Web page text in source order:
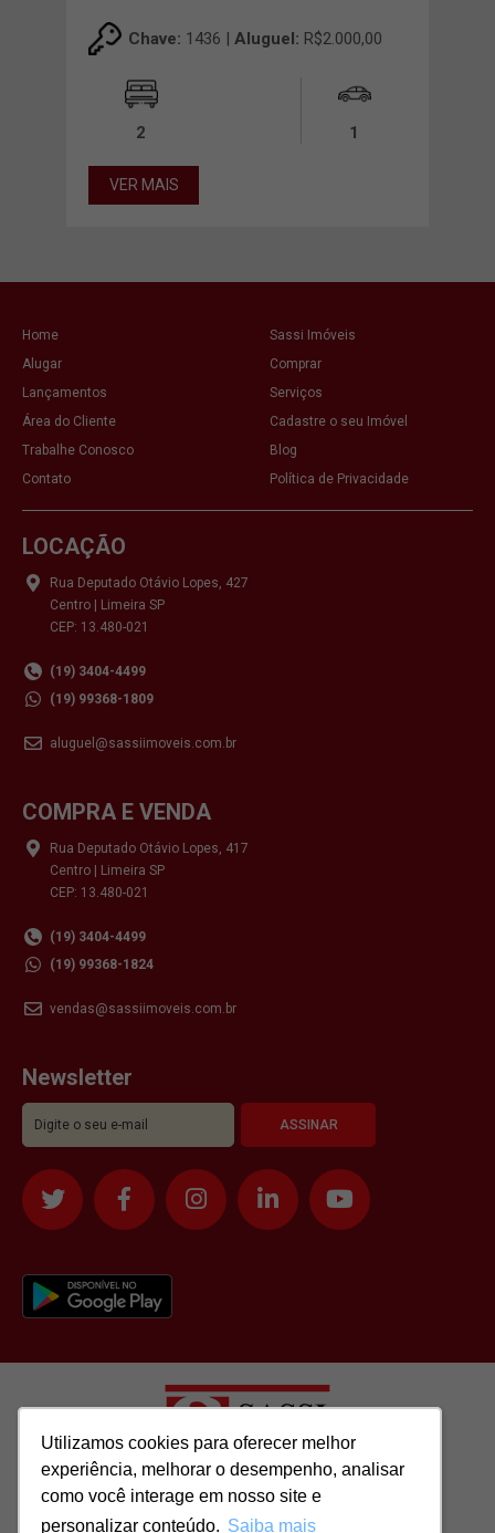
Utilizamos cookies para oferecer melhor
experiência, melhorar o desempenho, analisar
como você interage em nosso site e
personalizar conteúdo. Saiba mais
Utilizamos cookies para oferecer melhor
experiência, melhorar o desempenho, analisar
como você interage em nosso site e
personalizar conteúdo. Saiba mais
Chave: 1436 | Aluguel: R$2.000,00
2 1
VER MAIS
Home
Sassi Imóveis
Alugar
Comprar
Lançamentos
Serviços
Área do Cliente
Cadastre o seu Imóvel
Trabalhe Conosco
Blog
Contato
Política de Privacidade
LOCAÇÃO
Rua Deputado Otávio Lopes, 427
Centro | Limeira SP
CEP: 13.480-021
(19) 3404-4499
(19) 99368-1809
aluguel@sassiimoveis.com.br
COMPRA E VENDA
Rua Deputado Otávio Lopes, 417
Centro | Limeira SP
CEP: 13.480-021
(19) 3404-4499
(19) 99368-1824
vendas@sassiimoveis.com.br
Newsletter
Todos os direitos reservados para: SASSI IMÓVEIS LTDA | CNPJ: